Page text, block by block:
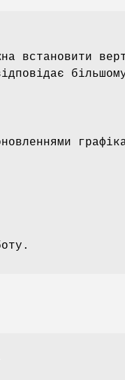
встановити